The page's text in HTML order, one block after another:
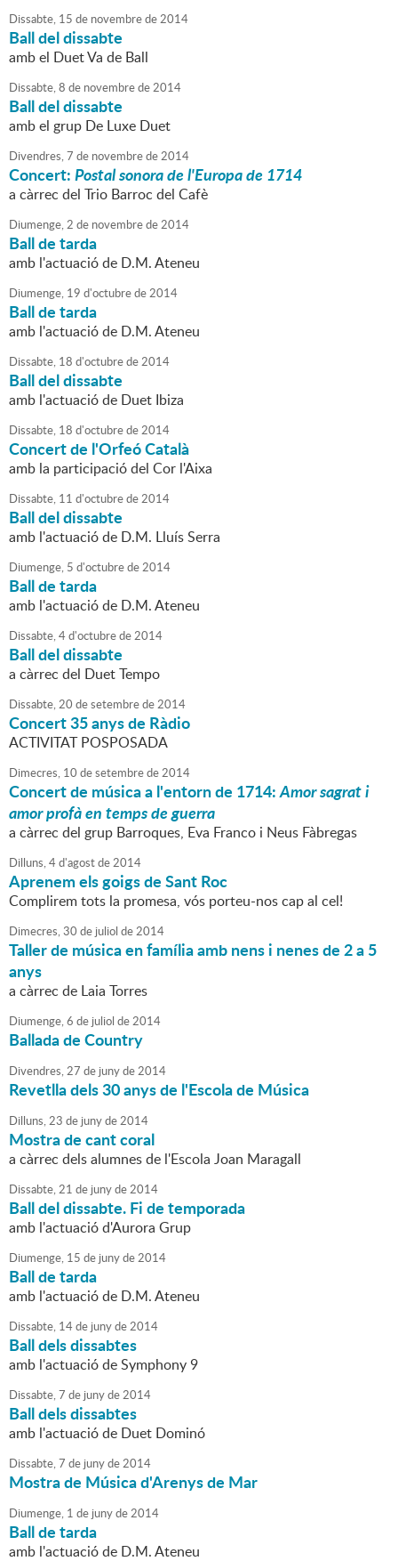
Dissabte, 15 de novembrede2014
Ball del dissabte
amb el Duet Va de Ball
Dissabte,8 de novembrede2014
Ball del dissabte
amb el grup De Luxe Duet
Divendres,7 de novembrede2014
Concert:Postal sonora de l'Europa de 1714
a càrrec del Trio Barroc del Cafè
Diumenge,2 de novembrede2014
Ball de tarda
amb l'actuació de D.M. Ateneu
Diumenge, 19 d'octubrede2014
Ball de tarda
amb l'actuació de D.M. Ateneu
Dissabte, 18 d'octubrede2014
Ball del dissabte
amb l'actuació de Duet Ibiza
Dissabte, 18 d'octubrede2014
Concert de l'Orfeó Català
amb la participació del Cor l'Aixa
Dissabte, 11 d'octubrede2014
Ball del dissabte
amb l'actuació de D.M. Lluís Serra
Diumenge, 5 d'octubrede2014
Ball de tarda
amb l'actuació de D.M. Ateneu
Dissabte,4d'octubrede2014
Ball del dissabte
a càrrec del Duet Tempo
Dissabte,20 desetembrede2014
Concert 35 anys de Ràdio
ACTIVITAT POSPOSADA
Dimecres, 10 desetembrede2014
Concert de música a l'entorn de 1714:Amor sagrat i
amor profà en temps de guerra
a càrrec del grup Barroques, Eva Franco i Neus Fàbregas
Dilluns,4d'agostde2014
Aprenem els goigs de Sant Roc
Complirem tots la promesa, vós porteu-nos cap al cel!
Dimecres,30 de juliol de2014
Taller de música en família amb nens i nenes de 2 a 5
anys
a càrrec de Laia Torres
Diumenge,6 de juliol de2014
Ballada de Country
Divendres,27 de junyde2014
Revetlla dels 30 anys de l'Escola de Música
Dilluns,23 de junyde2014
Mostra de cant coral
a càrrec dels alumnes de l'Escola Joan Maragall
Dissabte,21 de junyde2014
Ball del dissabte. Fi de temporada
amb l'actuació d'Aurora Grup
Diumenge, 15 de junyde2014
Ball de tarda
amb l'actuació de D.M. Ateneu
Dissabte, 14de junyde2014
Ball dels dissabtes
amb l'actuació de Symphony 9
Dissabte,7 de junyde2014
Ball dels dissabtes
amb l'actuació de Duet Dominó
Dissabte,7 de junyde2014
Mostra de Música d'Arenys de Mar
Diumenge, 1 de junyde2014
Ball de tarda
amb l'actuació de D.M. Ateneu